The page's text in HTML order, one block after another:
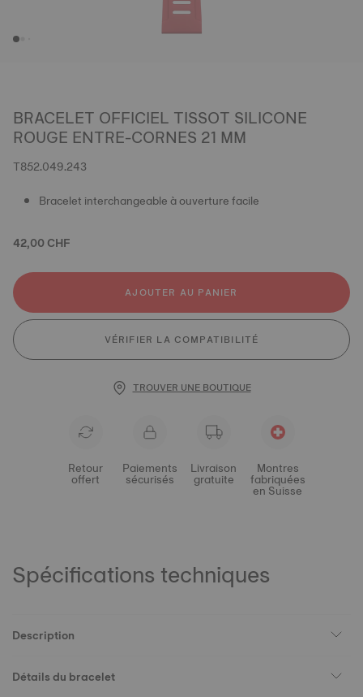
BRACELET OFFICIEL TISSOT SILICONE
ROUGE ENTRE-CORNES 21 MM
T852.049.243
Bracelet interchangeable à ouverture facile
42,00 CHF
AJOUTER AU PANIER
VÉRIFIER LA COMPATIBILITÉ
TROUVER UNE BOUTIQUE
Retour
offert
Paiements
sécurisés
Livraison
gratuite
Montres
fabriquées
en Suisse
Spécifications techniques
Description
Détails du bracelet